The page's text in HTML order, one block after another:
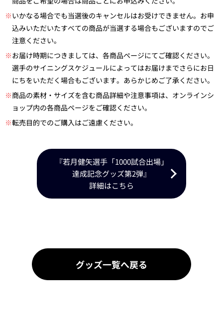
※いかなる場合でも当選後のキャンセルはお受けできません。お申
込みいただいたすべての商品が当選する場合もございますのでご
注意ください。
※お届け時期につきましては、各商品ページにてご確認ください。
選手のサイニングスケジュールによってはお届けまでさらにお日
にちをいただく場合もございます。あらかじめご了承ください。
※商品の素材・サイズを含む商品詳細や注意事項は、オンラインシ
ョップ内の各商品ページをご確認ください。
※転売目的でのご購入はご遠慮ください。
『若月健矢選手「1000試合出場」
達成記念グッズ第2弾』
詳細はこちら
グッズ一覧へ戻る